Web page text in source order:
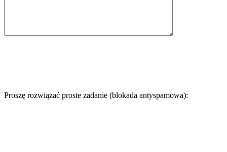
Proszę rozwiązać proste zadanie (blokada antyspamowa):